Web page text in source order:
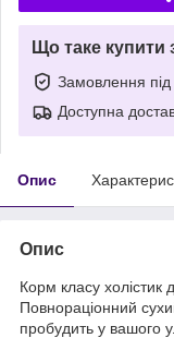
Що таке купити
Замовлення під
Доступна
Опис
Опис
Корм класу холістик
Повнораціонний
пробудить у вашого